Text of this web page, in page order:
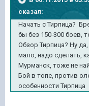
сказал:
Начать с Тирпица?
бы без 150-300 боев,
Обзор Тирпица? Ну
мало, надо сделать,
Мурманск, тоже не
Бой в топе, против
особенности Тирпица